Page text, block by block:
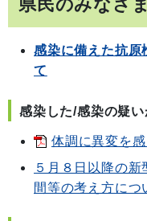
県民のみなさ
感染に備えた抗原
て
感染した/感染の疑い
体調に異変を
５月８日以降の
間等の考え方につ